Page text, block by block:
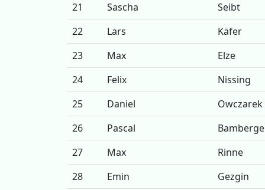
21
Sascha Seibt
22
Lars Käfer
23
Max Elze
24
Felix Nissing
25
Daniel Owczarek
26
Pascal
27
Max Rinne
28
Emin Gezgin